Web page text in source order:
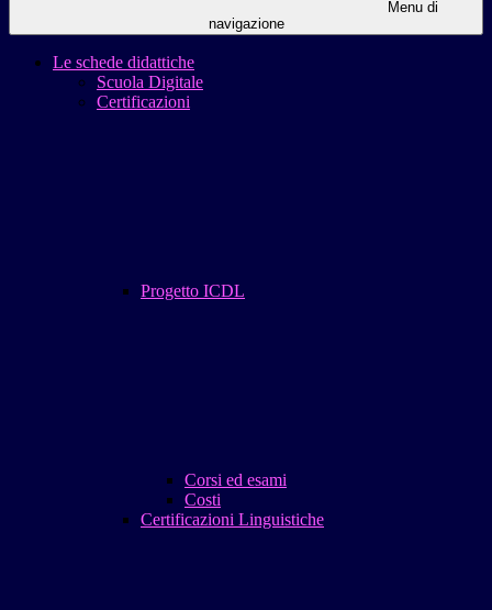
Menu di
navigazione
Le schede didattiche
Scuola Digitale
Certificazioni
Progetto ICDL
Corsi ed esami
Costi
Certificazioni Linguistiche